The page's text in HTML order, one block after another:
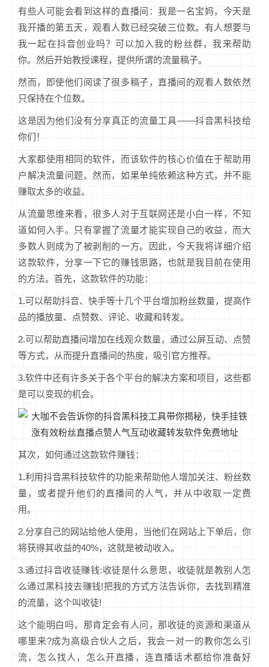
有些人可能会看到这样的直播间：我是一名宝妈，今天是
我开播的第五天，观看人数已经突破三位数。有人想要与
我一起在抖音创业吗？可以加入我的粉丝群，我来帮助
你。然后开始教授课程，提供所谓的流量稿子。
然而，即使他们阅读了很多稿子，直播间的观看人数依然
只保持在个位数。
这是因为他们没有分享真正的流量工具——抖音黑科技给
你们！
大家都使用相同的软件，而该软件的核心价值在于帮助用
户解决流量问题。然而，如果单纯依赖这种方式，并不能
赚取太多的收益。
从流量思维来看，很多人对于互联网还是小白一样，不知
道如何入手。只有掌握了流量才能实现自己的收益，而大
多数人则成为了被剥削的一方。因此，今天我将详细介绍
这款软件，分享一下它的赚钱思路，也就是我目前在使用
的方法。首先，这款软件的功能：
1.可以帮助抖音、快手等十几个平台增加粉丝数量，提高作
品的播放量、点赞数、评论、收藏和转发。
2.可以帮助直播间增加在线观众数量，通过公屏互动、点赞
等方式，从而提升直播间的热度，吸引官方推荐。
3.软件中还有许多关于各个平台的解决方案和项目，这些都
是可以变现的机会。
其次，如何通过这款软件赚钱：
1.利用抖音黑科技软件的功能来帮助他人增加关注、粉丝数
量，或者提升他们的直播间的人气，并从中收取一定费
用。
2.分享自己的网站给他人使用，当他们在网站上下单后，你
将获得其收益的40%，这就是被动收入。
3.通过抖音收徒赚钱:收徒是什么意思，收徒就是教别人怎
么通过黑科技去赚钱!把我的方式方法告诉你，去找到精准
的流量，这个叫收徒!
这个能明白吗，那肯定会有人问，那收徒的资源和渠道从
哪里来?成为高级合伙人之后，我会一对一的教你怎么引
流，怎么找人，怎么开直播，连直播话术都给你准备好